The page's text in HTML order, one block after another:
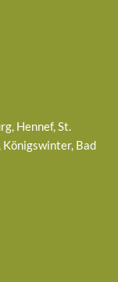
Hennef, St.
Bad